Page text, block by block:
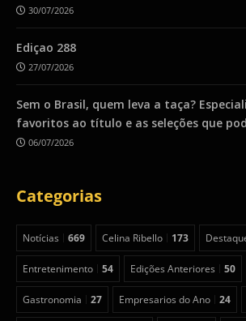
30/07/2026
Ediçao 288
27/07/2026
Sem o Brasil, quem leva a taça?
favoritos ao título e as seleções que
06/07/2026
Categorias
Notícias 669 Celina Ribello 173
Entretenimento 54 Edições Anteriores 50
Gastronomia 27 Empresarios do Ano 24